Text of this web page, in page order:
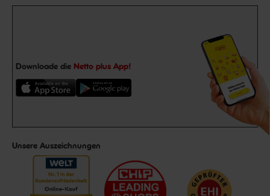
Downloade die Netto plus App!
Unsere Auszeichnungen